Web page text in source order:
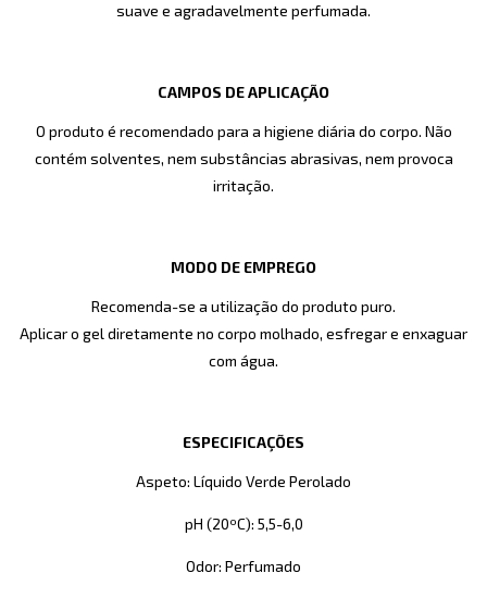
suave e agradavelmente perfumada.
CAMPOS DE APLICAÇÃO
O produto é recomendado para a higiene diária do corpo. Não
contém solventes, nem substâncias abrasivas, nem provoca
irritação.
MODO DE EMPREGO
Recomenda-se a utilização do produto puro.
Aplicar o gel diretamente no corpo molhado, esfregar e enxaguar
com água.
ESPECIFICAÇÕES
Aspeto: Líquido Verde Perolado
pH (20ºC): 5,5-6,0
Odor: Perfumado